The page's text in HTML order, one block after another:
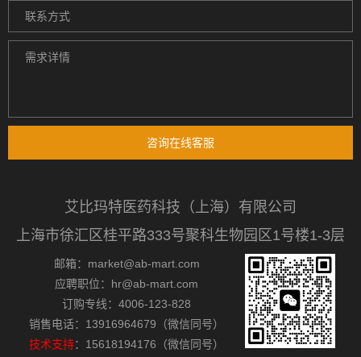
咨询在线客服
艾比玛特医药科技（上海）有限公司
上海市徐汇区桂平路333号聚科生物园区1号楼1-3层
邮箱：market@ab-mart.com
应聘职位：hr@ab-mart.com
订购专线：4006-123-828
销售电话：13916964679（微信同号）
技术支持：15618194176（微信同号）